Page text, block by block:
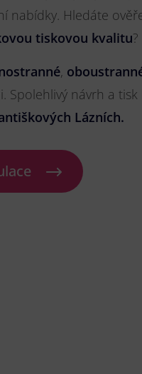
nabídky. Hledáte
tiskovou kvalitu?
,
Spolehlivý návrh a tisk
Lázních.